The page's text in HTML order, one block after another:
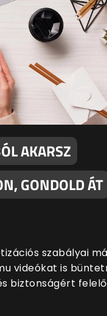
AKARSZ
GONDOLD ÁT
szabályai
videókat is
biztonságért